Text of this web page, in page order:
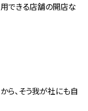
できる店舗の開店な
ら、そう我が社にも自